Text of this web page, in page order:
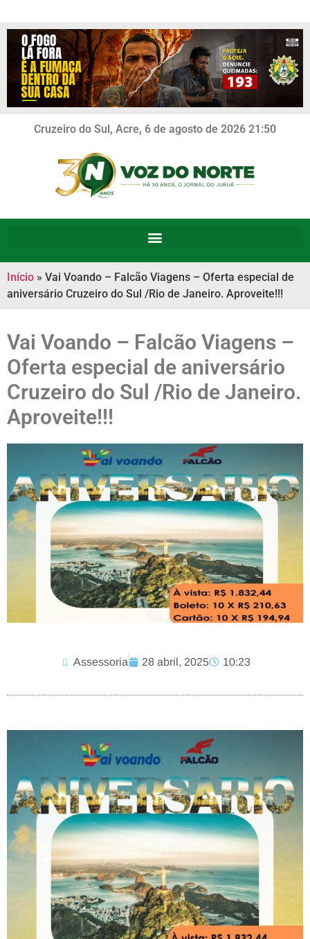
Cruzeiro do Sul, Acre, 6 de agosto de 2026 21:50
Início » Vai Voando – Falcão Viagens – Oferta especial de
aniversário Cruzeiro do Sul /Rio de Janeiro. Aproveite!!!
Vai Voando – Falcão Viagens –
Oferta especial de aniversário
Cruzeiro do Sul /Rio de Janeiro.
Aproveite!!!
Assessoria 28 abril, 2025 10:23